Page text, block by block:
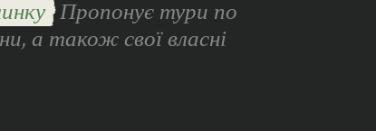
Пропонує тури по
а також свої власні